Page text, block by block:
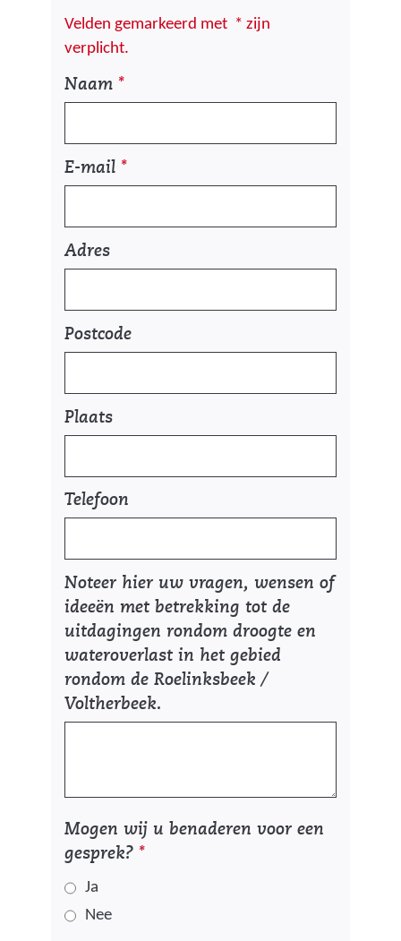
Velden gemarkeerd met * zijn
verplicht.
e
g
e
n
Naam*
E-mail*
Adres
Postcode
Plaats
Telefoon
Noteer hier uw vragen, wensen of
ideeën met betrekking tot de
uitdagingen rondom droogte en
wateroverlast in het gebied
rondom de Roelinksbeek /
Voltherbeek.
Mogen wij u benaderen voor een
gesprek?*
Ja
Nee